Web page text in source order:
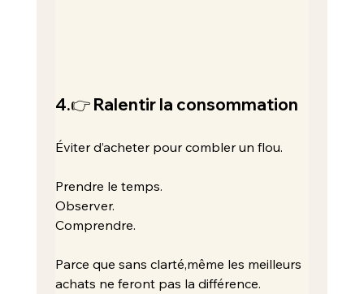
4.👉 Ralentir la consommation
Éviter d’acheter pour combler un flou.
Prendre le temps.
Observer.
Comprendre.
Parce que sans clarté,même les meilleurs
achats ne feront pas la différence.